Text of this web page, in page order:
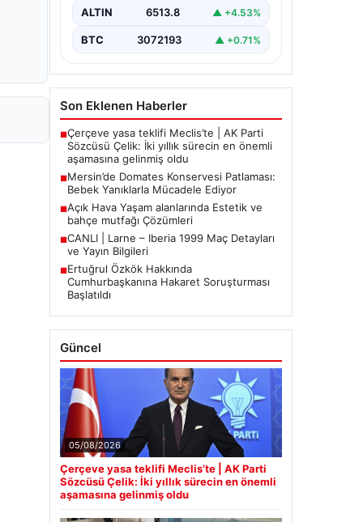
Aile, misafirlikte oldukları…
ALTIN 6513.8 ▲ +4.53%
BTC 3072193 ▲ +0.71%
Son Eklenen Haberler
■Çerçeve yasa teklifi Meclis’te | AK Parti
Sözcüsü Çelik: İki yıllık sürecin en önemli
aşamasına gelinmiş oldu
■Mersin’de Domates Konservesi Patlaması:
Bebek Yanıklarla Mücadele Ediyor
■Açık Hava Yaşam alanlarında Estetik ve
bahçe mutfağı Çözümleri
■CANLI | Larne – Iberia 1999 Maç Detayları
ve Yayın Bilgileri
■Ertuğrul Özkök Hakkında
Cumhurbaşkanına Hakaret Soruşturması
Başlatıldı
Güncel
05/08/2026
Çerçeve yasa teklifi Meclis’te | AK Parti
Sözcüsü Çelik: İki yıllık sürecin en önemli
aşamasına gelinmiş oldu